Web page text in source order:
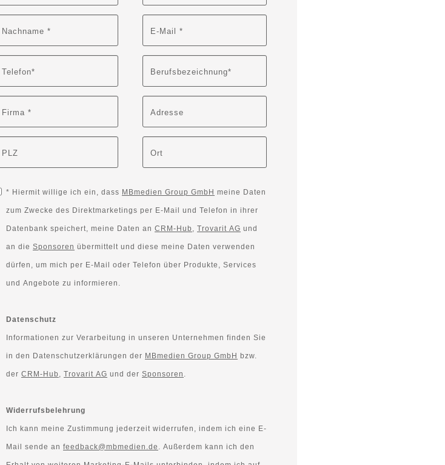
Nachname * E-Mail *
Telefon* Berufsbezeichnung*
Firma * Adresse
PLZ Ort
* Hiermit willige ich ein, dass MBmedien Group GmbH meine Daten
zum Zwecke des Direktmarketings per E-Mail und Telefon in ihrer
Datenbank speichert, meine Daten an CRM-Hub , Trovarit AG und
an die Sponsoren
dürfen, um mich per E-Mail oder Telefon über Produkte, Services
und Angebote zu informieren.
Datenschutz
Informationen zur Verarbeitung in unseren Unternehmen finden Sie
in den Datenschutzerklärungen der MBmedien Group GmbH bzw.
der CRM-Hub , Trovarit AG und der Sponsoren .
Widerrufsbelehrung
Ich kann meine Zustimmung jederzeit widerrufen, indem ich eine E-
Mail sende an feedback@mbmedien.de . Außerdem kann ich den